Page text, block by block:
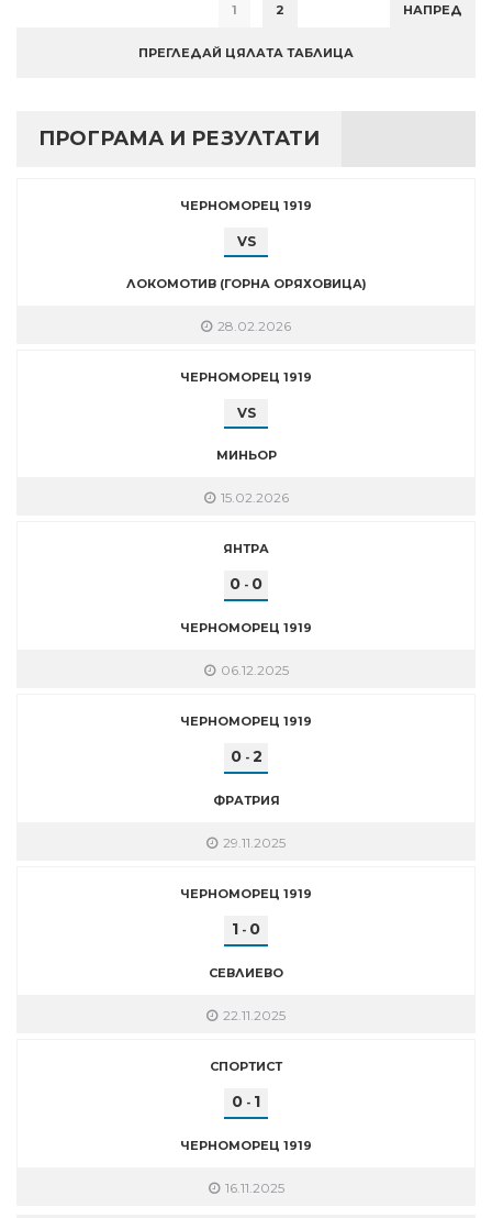
1 2 НАПРЕД
ПРЕГЛЕДАЙ ЦЯЛАТА ТАБЛИЦА
ПРОГРАМА И РЕЗУЛТАТИ
ЧЕРНОМОРЕЦ 1919
VS
ЛОКОМОТИВ (ГОРНА ОРЯХОВИЦА)
28.02.2026
ЧЕРНОМОРЕЦ 1919
VS
МИНЬОР
15.02.2026
ЯНТРА
0 - 0
ЧЕРНОМОРЕЦ 1919
06.12.2025
ЧЕРНОМОРЕЦ 1919
0- 2
ФРАТРИЯ
29.11.2025
ЧЕРНОМОРЕЦ 1919
1 - 0
СЕВЛИЕВО
22.11.2025
СПОРТИСТ
0 - 1
ЧЕРНОМОРЕЦ 1919
16.11.2025